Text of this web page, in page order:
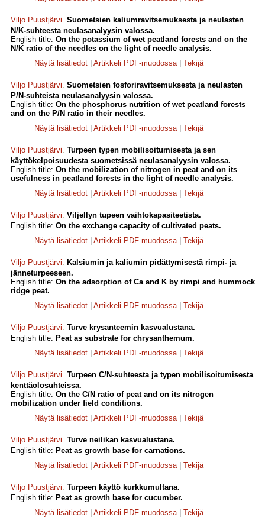
Viljo Puustjärvi. Suometsien kaliumravitsemuksesta ja neulasten
N/K-suhteesta neulasanalyysin valossa.
English title: On the potassium of wet peatland forests and on the
N/K ratio of the needles on the light of needle analysis.
Näytä lisätiedot
Artikkeli PDF-muodossa| Tekijä
Viljo Puustjärvi. Suometsien fosforiravitsemuksesta ja neulasten
P/N-suhteista neulasanalyysin valossa.
English title: On the phosphorus nutrition of wet peatland forests
and on the P/N ratio in their needles.
Näytä lisätiedot
Artikkeli PDF-muodossa| Tekijä
Viljo Puustjärvi. Turpeen typen mobilisoitumisesta ja sen
käyttökelpoisuudesta suometsissä neulasanalyysin valossa.
English title: On the mobilization of nitrogen in peat and on its
usefulness in peatland forests in the light of needle analysis.
Näytä lisätiedot
Artikkeli PDF-muodossa| Tekijä
Viljo Puustjärvi. Viljellyn tupeen vaihtokapasiteetista.
English title: On the exchange capacity of cultivated peats.
Näytä lisätiedot
Artikkeli PDF-muodossa| Tekijä
Viljo Puustjärvi. Kalsiumin ja kaliumin pidättymisestä rimpi- ja
jänneturpeeseen.
English title: On the adsorption of Ca and K by rimpi and hummock
ridge peat.
Näytä lisätiedot
Artikkeli PDF-muodossa| Tekijä
Viljo Puustjärvi. Turve krysanteemin kasvualustana.
English title: Peat as substrate for chrysanthemum.
Näytä lisätiedot
Artikkeli PDF-muodossa| Tekijä
Viljo Puustjärvi. Turpeen C/N-suhteesta ja typen mobilisoitumisesta
kenttäolosuhteissa.
English title: On the C/N ratio of peat and on its nitrogen
mobilization under field conditions.
Näytä lisätiedot
Artikkeli PDF-muodossa| Tekijä
Viljo Puustjärvi. Turve neilikan kasvualustana.
English title: Peat as growth base for carnations.
Näytä lisätiedot
Artikkeli PDF-muodossa| Tekijä
Viljo Puustjärvi. Turpeen käyttö kurkkumultana.
English title: Peat as growth base for cucumber.
Näytä lisätiedot
Artikkeli PDF-muodossa| Tekijä